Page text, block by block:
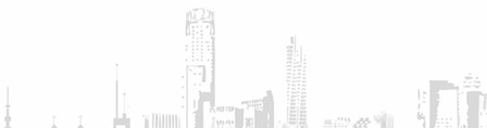
天抵达以色列进行短期访问，并同以色列国防军高层讨论“多战
光大证券研报认为，7月美国新增非农就业超预期转负。从加